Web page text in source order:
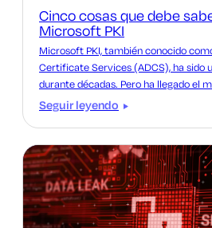
Cinco cosas que debe
Microsoft PKI
Microsoft PKI, también conocido
Certificate Services (ADCS), ha sido
durante décadas. Pero ha llegado el
Seguir leyendo